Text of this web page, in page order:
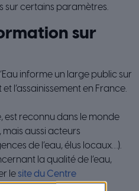
sur certains paramètres.
sur
informe un large public sur
l’assainissement en France.
est reconnu dans le monde
mais aussi acteurs
de l’eau, élus locaux…).
la qualité de l’eau,
le site du Centre